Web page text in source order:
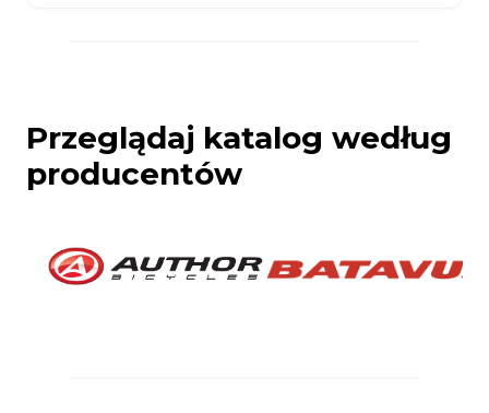
Przeglądaj katalog według
producentów